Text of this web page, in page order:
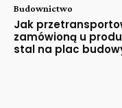
Budownictwo
Jak
zamówioną u
stal na plac